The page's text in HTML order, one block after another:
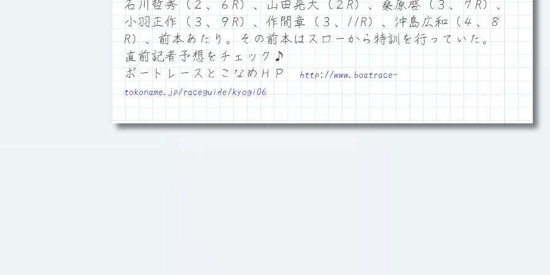
石川哲秀（２、６R）、山田晃大（２R）、桑原啓（３、７R）、
小羽正作（３、９R）、作間章（３、11R）、沖島広和（４、８
R）、前本あたり。その前本はスローから特訓を行っていた。
直前記者予想をチェック♪
ボートレースとこなめＨＰ
http://www.boatrace-
tokoname.jp/raceguide/kyogi06